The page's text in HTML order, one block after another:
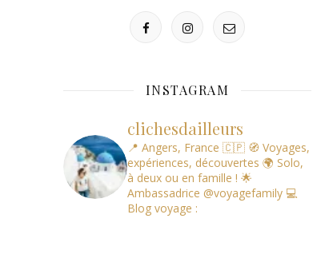
INSTAGRAM
clichesdailleurs
📍 Angers, France 🇨🇵 🧭 Voyages,
expériences, découvertes 🌍 Solo,
à deux ou en famille ! 🌟
Ambassadrice @voyagefamily 💻
Blog voyage :